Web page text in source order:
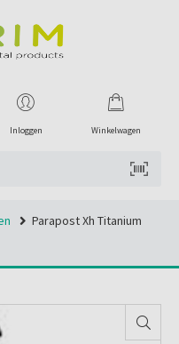
Winkelwagen
Inloggen
Parapost Xh Titanium